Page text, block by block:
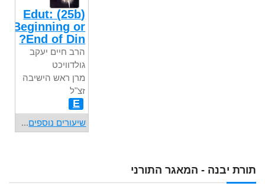
תורת יבנה - המאגר התורני
(25b) Edut:
Beginning or
End of Din?
הרב חיים יעקב
גולדוויכט
מרן ראש הישיבה
זצ"ל
E
שיעורים נוספים...